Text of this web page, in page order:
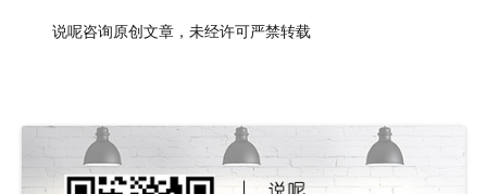
说呢咨询原创文章，未经许可严禁转载